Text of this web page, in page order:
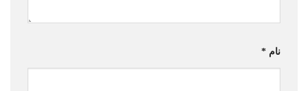
نام *